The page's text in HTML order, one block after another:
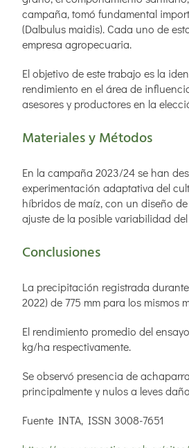
campaña, tomó fundamental
(Dalbulus maidis). Cada uno de
empresa agropecuaria.
El objetivo de este trabajo es la
rendimiento en el área de
asesores y productores en la
Materiales y Métodos
En la campaña 2023/24 se han
experimentación adaptativa del
híbridos de maíz, con un diseño
ajuste de la posible variabilidad
Conclusiones
La precipitación registrada
2022) de 775 mm para los
El rendimiento promedio del
kg/ha respectivamente.
Se observó presencia de
principalmente y nulos a leves
Fuente INTA, ISSN 3008-7651